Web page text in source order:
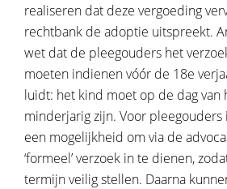
realiseren dat deze vergoeding
rechtbank de adoptie uitspreekt.
wet dat de pleegouders het
moeten indienen vóór de 18e
luidt: het kind moet op de dag van
minderjarig zijn. Voor
een mogelijkheid om via de
‘formeel’ verzoek in te dienen,
termijn veilig stellen. Daarna